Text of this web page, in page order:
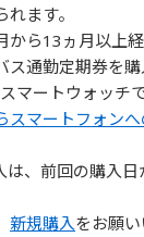
ます。
から13ヵ月以上
ス通勤定期券を
マートウォッ
スマートフォン
、前回の購入日
新規購入をお願い